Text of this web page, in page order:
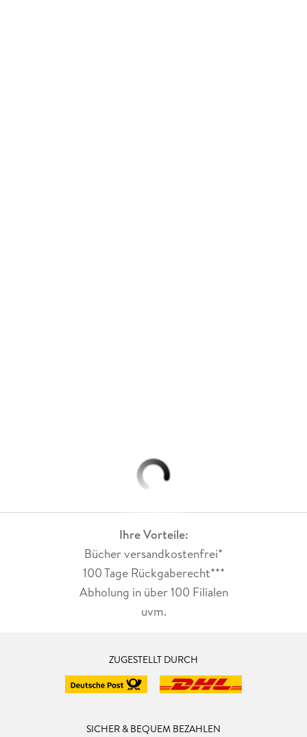
Ihre Vorteile:
Bücher versandkostenfrei*
100 Tage Rückgaberecht***
Abholung in über 100 Filialen
uvm.
ZUGESTELLT DURCH
SICHER & BEQUEM BEZAHLEN